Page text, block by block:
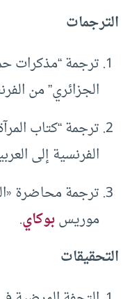
الترجمات
ترجمة “مذكرات
الجزائري” من
ترجمة “كتاب
الفرنسية إلى
ترجمة محاضرة
موريسبوكاي.
التحقيقات